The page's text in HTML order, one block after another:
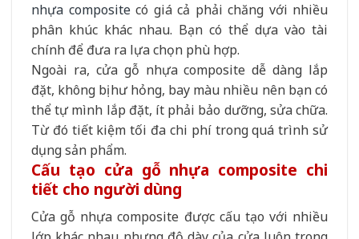
nhựa compositecó giá cả phải chăng với nhiều
phân khúc khác nhau. Bạn có thể dựa vào tài
chính để đưa ra lựa chọn phù hợp.
Ngoài ra, cửa gỗ nhựa composite dễ dàng lắp
đặt, không bị hư hỏng, bay màu nhiều nên bạn có
thể tự mình lắp đặt, ít phải bảo dưỡng, sửa chữa.
Từ đó tiết kiệm tối đa chi phí trong quá trình sử
dụng sản phẩm.
Cấu tạo cửa gỗ nhựa composite chi
tiết cho người dùng
Cửa gỗ nhựa composite được cấu tạo với nhiều